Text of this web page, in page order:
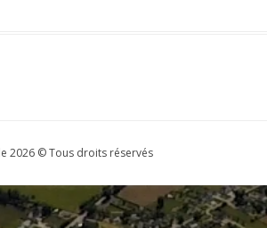
2026 © Tous droits réservés